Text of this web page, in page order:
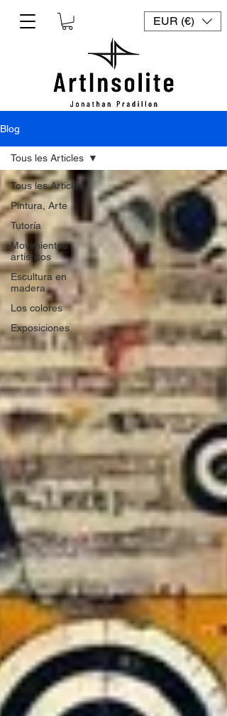
EUR (€)
Blog
Tous les Articles
Pintura, Arte
Tutoría
Movimientos
artísticos
Escultura en
madera
Los colores
Exposiciones
Tous les Articles